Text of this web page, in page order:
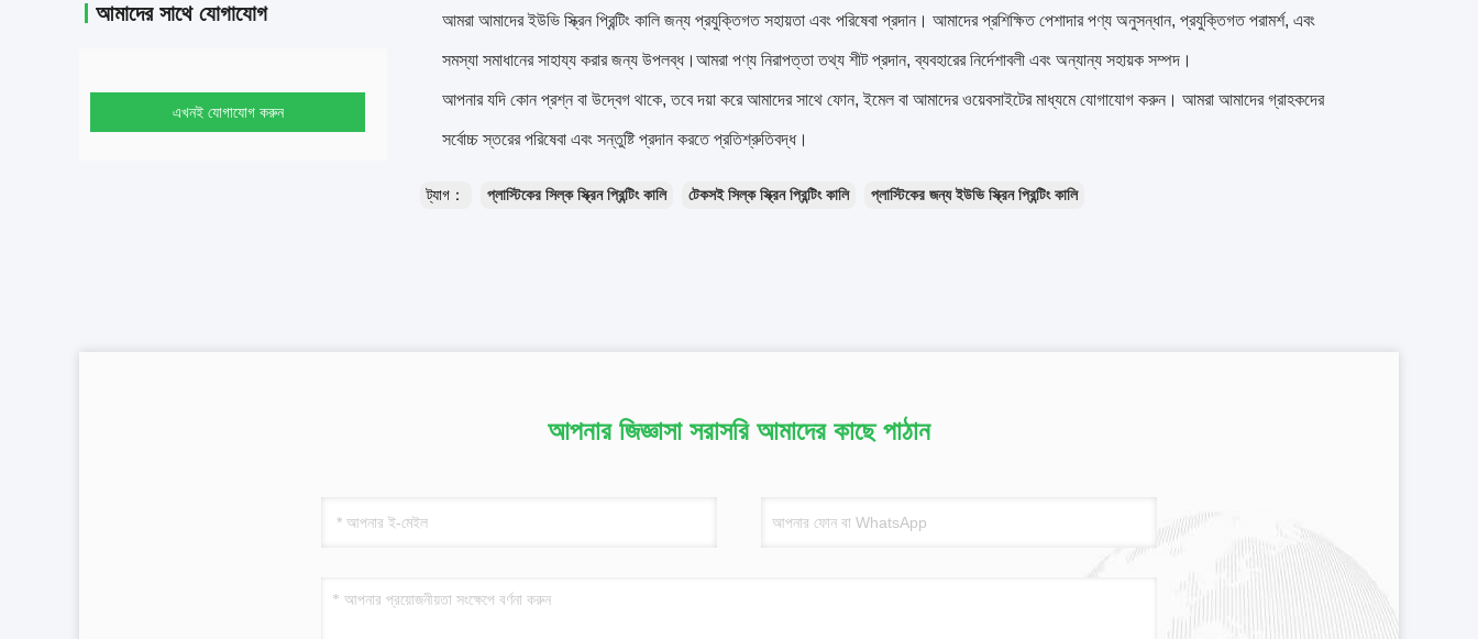
আমাদের সাথে যোগাযোগ
এখনই যোগাযোগ করুন
আমরা আমাদের ইউভি স্ক্রিন প্রিন্টিং কালি জন্য প্রযুক্তিগত সহায়তা এবং পরিষেবা প্রদান। আমাদের প্রশিক্ষিত পেশাদার পণ্য অনুসন্ধান, প্রযুক্তিগত পরামর্শ, এবং
সমস্যা সমাধানের সাহায্য করার জন্য উপলব্ধ।আমরা পণ্য নিরাপত্তা তথ্য শীট প্রদান, ব্যবহারের নির্দেশাবলী এবং অন্যান্য সহায়ক সম্পদ।
আপনার যদি কোন প্রশ্ন বা উদ্বেগ থাকে, তবে দয়া করে আমাদের সাথে ফোন, ইমেল বা আমাদের ওয়েবসাইটের মাধ্যমে যোগাযোগ করুন। আমরা আমাদের গ্রাহকদের
সর্বোচ্চ স্তরের পরিষেবা এবং সন্তুষ্টি প্রদান করতে প্রতিশ্রুতিবদ্ধ।
ট্যাগ： প্লাস্টিকের সিল্ক স্ক্রিন প্রিন্টিং কালি টেকসই সিল্ক স্ক্রিন প্রিন্টিং কালি প্লাস্টিকের জন্য ইউভি স্ক্রিন প্রিন্টিং কালি
আপনার জিজ্ঞাসা সরাসরি আমাদের কাছে পাঠান